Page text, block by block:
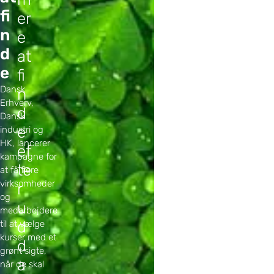
fi
n
d
e
Dansk
Erhverv,
Dansk
industri og
HK, lancerer
kampagne for
at få flere
virksomheder
og
medarbejdere
til at vælge
kurser med et
grønt sigte,
når de skal
er
e
at
fi
n
d
e
ef
te
r
u
d
d
a